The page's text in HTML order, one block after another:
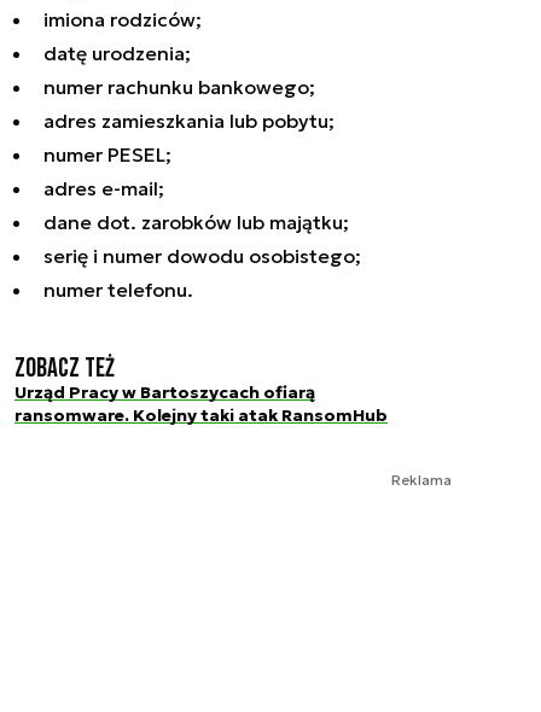
imiona rodziców;
datę urodzenia;
numer rachunku bankowego;
adres zamieszkania lub pobytu;
numer PESEL;
adres e-mail;
dane dot. zarobków lub majątku;
serię i numer dowodu osobistego;
numer telefonu.
Zobacz też
Urząd Pracy w Bartoszycach ofiarą
ransomware. Kolejny taki atak RansomHub
Reklama